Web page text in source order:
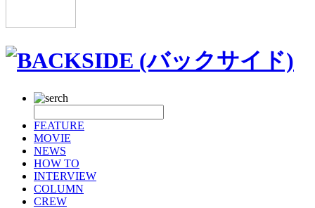
FEATURE
MOVIE
NEWS
HOW TO
INTERVIEW
COLUMN
CREW